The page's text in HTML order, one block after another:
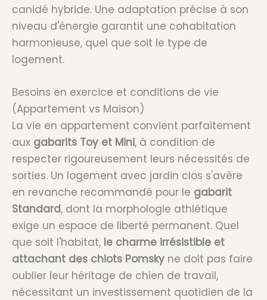
canidé hybride. Une adaptation précise à son
niveau d'énergie garantit une cohabitation
harmonieuse, quel que soit le type de
logement.
Besoins en exercice et conditions de vie
(Appartement vs Maison)
La vie en appartement convient parfaitement
aux gabarits Toy et Mini, à condition de
respecter rigoureusement leurs nécessités de
sorties. Un logement avec jardin clos s'avère
en revanche recommandé pour le gabarit
Standard, dont la morphologie athlétique
exige un espace de liberté permanent. Quel
que soit l'habitat, le charme irrésistible et
attachant des chiots Pomsky ne doit pas faire
oublier leur héritage de chien de travail,
nécessitant un investissement quotidien de la